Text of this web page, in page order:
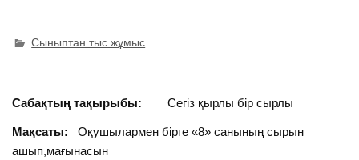
Сыныптан тыс жұмыс
Сабақтың тақырыбы: Сегіз қырлы бір сырлы
Мақсаты: Оқушылармен бірге «8» санының сырын
ашып,мағынасын